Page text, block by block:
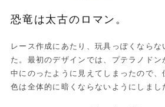
恐竜は太古のロマン。
レース作成にあたり、玩具っぽくならな
た。最初のデザインでは、プテラノド
中にのったように見えてしまったので、
色は全体的に暗くならないようにしまし